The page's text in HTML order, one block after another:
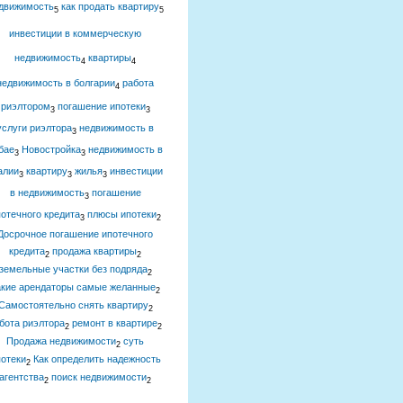
5 как продать квартиру5
инвестиции в коммерческую
недвижимость4 квартиры4
в болгарии4 работа
риэлтором3 погашение ипотеки3
риэлтора3 недвижимость в
3 Новостройка3 недвижимость в
3 квартиру3 жилья3 инвестиции
в недвижимость3 погашение
кредита3 плюсы ипотеки2
погашение ипотечного
кредита2 продажа квартиры2
земельные участки без подряда2
арендаторы самые желанные2
снять квартиру2
риэлтора2 ремонт в квартире2
Продажа недвижимости2 суть
2 Как определить надежность
агентства2 поиск недвижимости2